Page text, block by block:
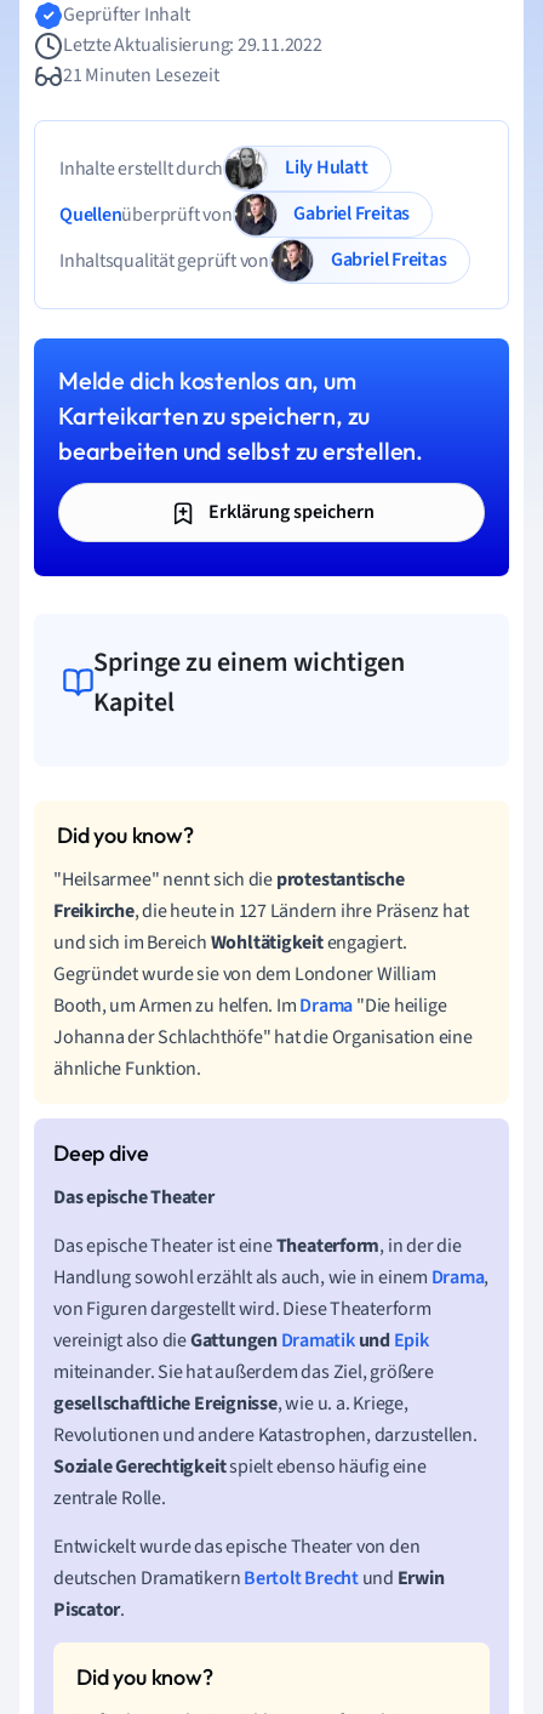
Geprüfter Inhalt
Letzte Aktualisierung: 29.11.2022
21 Minuten Lesezeit
Inhalte erstellt durch
Lily Hulatt
Quellenüberprüft von
Gabriel Freitas
Inhaltsqualität geprüft von
Gabriel Freitas
Melde dich kostenlos an, um
Karteikarten zu speichern, zu
bearbeiten und selbst zu erstellen.
Erklärung speichern
Springe zu einem wichtigen
Kapitel
"Heilsarmee" nennt sich dieprotestantische
Freikirche, die heute in 127 Ländern ihre Präsenz hat
und sich im BereichWohltätigkeitengagiert.
Gegründet wurde sie von dem Londoner William
Booth, um Armen zu helfen. ImDrama"Die heilige
Johanna der Schlachthöfe" hat die Organisation eine
ähnliche Funktion.
Das epische Theater
Das epische Theater ist eineTheaterform, in der die
Handlung sowohl erzählt als auch, wie in einem Drama,
von Figuren dargestellt wird. Diese Theaterform
vereinigt also dieGattungenDramatikund Epik
miteinander. Sie hat außerdem das Ziel, größere
gesellschaftliche Ereignisse, wie u. a. Kriege,
Revolutionen und andere Katastrophen, darzustellen.
Soziale Gerechtigkeitspielt ebenso häufig eine
zentrale Rolle.
Entwickelt wurde das epische Theater von den
deutschen DramatikernBertolt Brechtund Erwin
Piscator.